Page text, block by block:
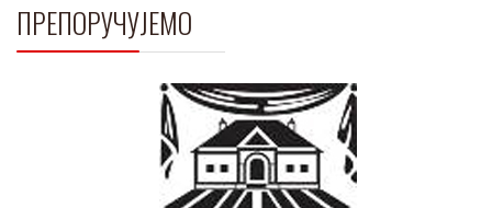
ПРЕПОРУЧУЈЕМО